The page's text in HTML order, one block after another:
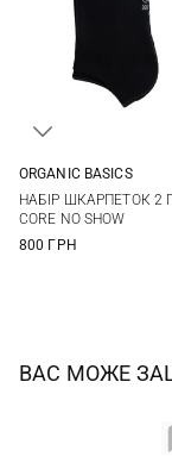
ORGANIC BASICS
НАБІР ШКАРПЕТОК 2
CORE NO SHOW
800 ГРН
ВАС МОЖЕ